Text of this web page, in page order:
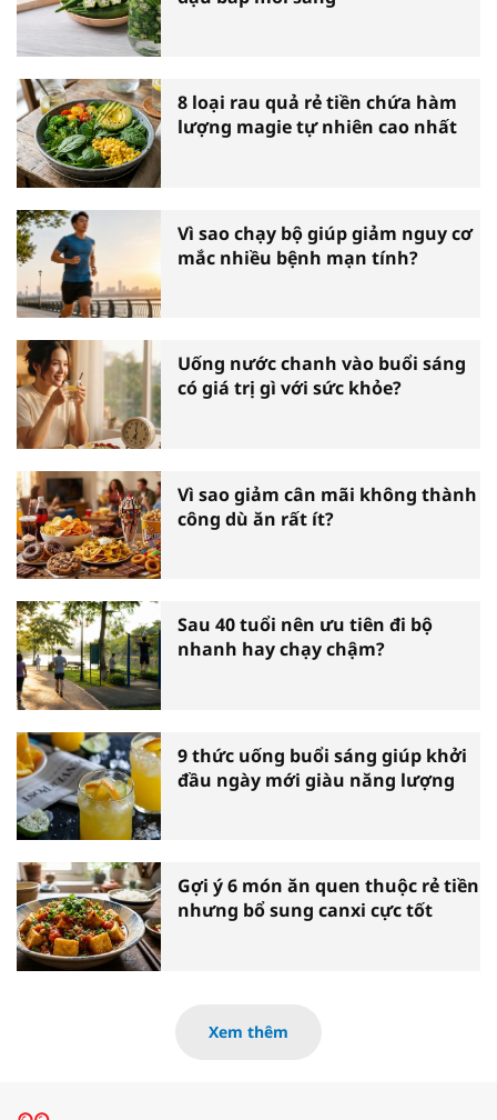
8 loại rau quả rẻ tiền chứa hàm
lượng magie tự nhiên cao nhất
Vì sao chạy bộ giúp giảm nguy cơ
mắc nhiều bệnh mạn tính?
Uống nước chanh vào buổi sáng
có giá trị gì với sức khỏe?
Vì sao giảm cân mãi không thành
công dù ăn rất ít?
Sau 40 tuổi nên ưu tiên đi bộ
nhanh hay chạy chậm?
9 thức uống buổi sáng giúp khởi
đầu ngày mới giàu năng lượng
Gợi ý 6 món ăn quen thuộc rẻ tiền
nhưng bổ sung canxi cực tốt
Xem thêm